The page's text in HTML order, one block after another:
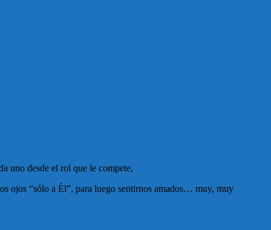
uno desde el rol que le compete,
ojos “sólo a Él”, para luego sentirnos amados… muy, muy